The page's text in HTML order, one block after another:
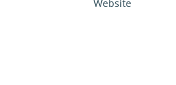
Website